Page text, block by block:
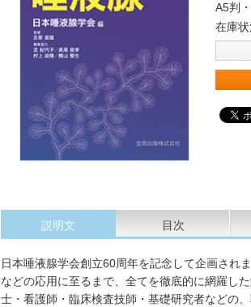
A5判
在庫状
説明文 目次
日本唾液腺学会創立60周年を記念して企画され
などの応用に至るまで、全てを徹底的に網羅し
士・看護師・臨床検査技師・基礎研究者などの